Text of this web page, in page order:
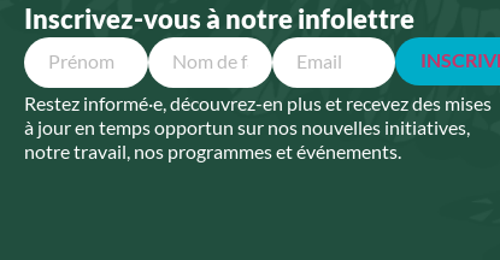
Inscrivez-vous à notre infolettre
Name Email
Restez informé·e, découvrez-en plus et recevez des mises
à jour en temps opportun sur nos nouvelles initiatives,
notre travail, nos programmes et événements.